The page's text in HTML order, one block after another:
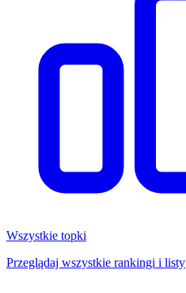
Wszystkie topki
Przeglądaj wszystkie rankingi i listy